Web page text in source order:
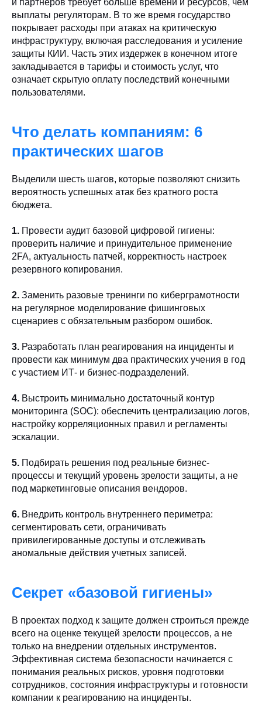
выплаты регуляторам. В то же время государство
покрывает расходы при атаках на критическую
инфраструктуру, включая расследования и усиление
защиты КИИ. Часть этих издержек в конечном итоге
закладывается в тарифы и стоимость услуг, что
означает скрытую оплату последствий конечными
пользователями.
Что делать компаниям: 6
практических шагов
Выделили шесть шагов, которые позволяют снизить
вероятность успешных атак без кратного роста
бюджета.
1. Провести аудит базовой цифровой гигиены:
проверить наличие и принудительное применение
2FA, актуальность патчей, корректность настроек
резервного копирования.
2. Заменить разовые тренинги по киберграмотности
на регулярное моделирование фишинговых
сценариев с обязательным разбором ошибок.
3. Разработать план реагирования на инциденты и
провести как минимум два практических учения в год
с участием ИТ- и бизнес-подразделений.
4. Выстроить минимально достаточный контур
мониторинга (SOC): обеспечить централизацию логов,
настройку корреляционных правил и регламенты
эскалации.
5. Подбирать решения под реальные бизнес-
процессы и текущий уровень зрелости защиты, а не
под маркетинговые описания вендоров.
6. Внедрить контроль внутреннего периметра:
сегментировать сети, ограничивать
привилегированные доступы и отслеживать
аномальные действия учетных записей.
Секрет «базовой гигиены»
В проектах подход к защите должен строиться прежде
всего на оценке текущей зрелости процессов, а не
только на внедрении отдельных инструментов.
Эффективная система безопасности начинается с
понимания реальных рисков, уровня подготовки
сотрудников, состояния инфраструктуры и готовности
компании к реагированию на инциденты.